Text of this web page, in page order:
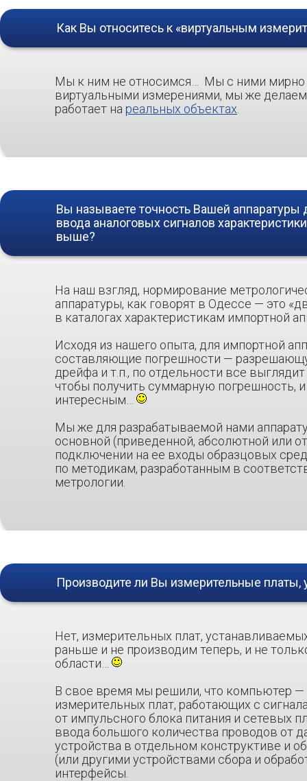
Как Вы относитесь к «виртуальным
Мы к ним не относимся…
Мы с ними мирно
виртуальными измерениями, мы же
работает на реальных объектах
Вы называете точность Вашей
ввода аналоговых сигналов
выше?
На наш взгляд, нормирование
аппаратуры, как говорят в Одессе — это
в каталогах характеристикам импортной
Исходя из нашего опыта, для импортной
составляющие погрешности —
дрейфа и т.п., по отдельности все
чтобы получить суммарную погрешность,
интересным…
Мы же для разрабатываемой нами
основной (приведенной, абсолютной или
подключении на ее входы образцовых
по методикам, разработанным в
метрологии.
Производите ли Вы измерительные
Нет, измерительных плат,
раньше и не производим теперь, и не
области…
В свое время мы решили, что компьютер —
измерительных плат, работающих с
от импульсного блока питания и сетевых
ввода большого количества проводов от
устройства в отдельном конструктиве и
(или другими устройствами сбора и
интерфейсы.